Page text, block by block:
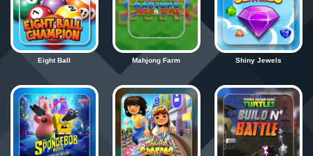
Eight Ball Mahjong Farm Shiny Jewels